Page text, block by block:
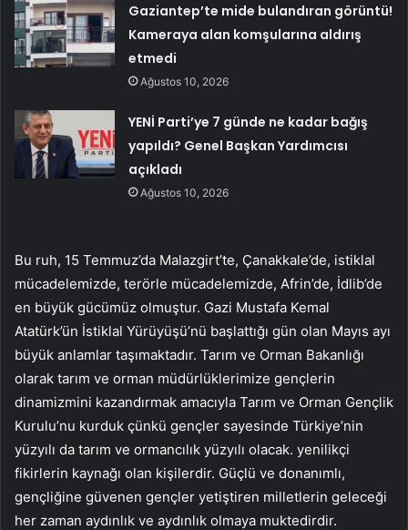
Gaziantep’te mide bulandıran görüntü!
Kameraya alan komşularına aldırış
etmedi
Ağustos 10, 2026
YENİ Parti’ye 7 günde ne kadar bağış
yapıldı? Genel Başkan Yardımcısı
açıkladı
Ağustos 10, 2026
Bu ruh, 15 Temmuz’da Malazgirt’te, Çanakkale’de, istiklal
mücadelemizde, terörle mücadelemizde, Afrin’de, İdlib’de
en büyük gücümüz olmuştur. Gazi Mustafa Kemal
Atatürk’ün İstiklal Yürüyüşü’nü başlattığı gün olan Mayıs ayı
büyük anlamlar taşımaktadır. Tarım ve Orman Bakanlığı
olarak tarım ve orman müdürlüklerimize gençlerin
dinamizmini kazandırmak amacıyla Tarım ve Orman Gençlik
Kurulu’nu kurduk çünkü gençler sayesinde Türkiye’nin
yüzyılı da tarım ve ormancılık yüzyılı olacak. yenilikçi
fikirlerin kaynağı olan kişilerdir. Güçlü ve donanımlı,
gençliğine güvenen gençler yetiştiren milletlerin geleceği
her zaman aydınlık ve aydınlık olmaya muktedirdir.